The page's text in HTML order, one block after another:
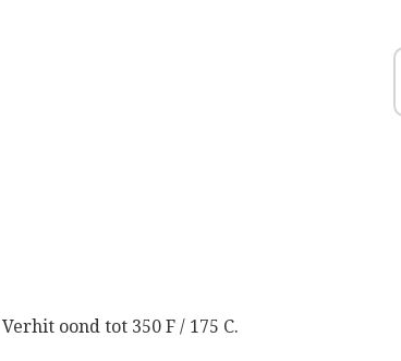
Verhit oond tot 350 F / 175 C.